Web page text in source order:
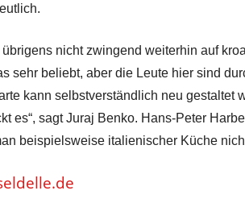
nicht zwingend weiterhin auf
sehr beliebt, aber die Leute hier sind
kann selbstverständlich neu gestaltet
es“, sagt Juraj Benko. Hans-Peter
beispielsweise italienischer Küche